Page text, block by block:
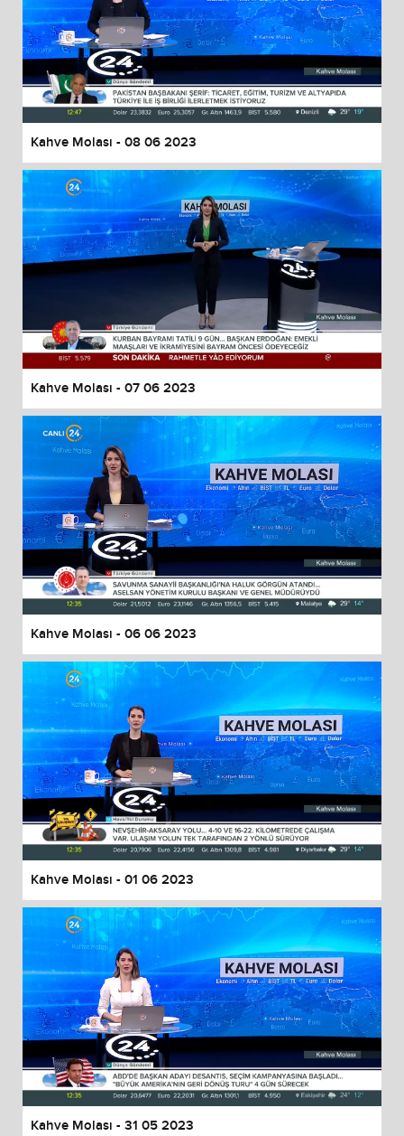
Kahve Molası - 08 06 2023
Kahve Molası - 07 06 2023
Kahve Molası - 06 06 2023
Kahve Molası - 01 06 2023
Kahve Molası - 31 05 2023